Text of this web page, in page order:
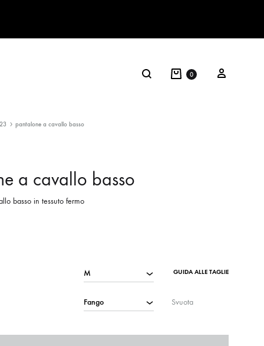
0
pantalone a cavallo basso
a cavallo basso
basso in tessuto fermo
GUIDA ALLE TAGLIE
Svuota